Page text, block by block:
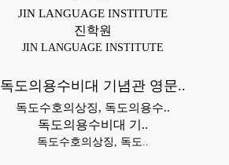
JIN LANGUAGE INSTITUTE
진학원
JIN LANGUAGE INSTITUTE
독도의용수비대 기념관 영문..
독도수호의상징, 독도의용수..
독도의용수비대 기..
독도수호의상징, 독도..